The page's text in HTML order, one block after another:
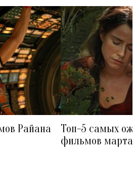
Райана
Топ-5 самых
фильмов